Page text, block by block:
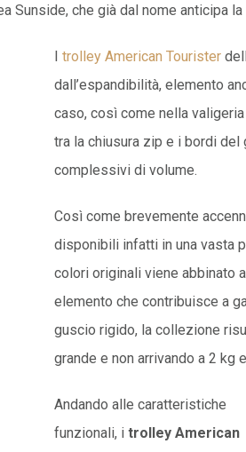
Sunside, che già dal nome anticipa
I trolley American Tourister
dall’espandibilità, elemento
caso, così come nella
tra la chiusura zip e i bordi
complessivi di volume.
Così come brevemente
disponibili infatti in una vasta
colori originali viene abbinato
elemento che contribuisce a
guscio rigido, la collezione
grande e non arrivando a 2 kg
Andando alle caratteristiche
funzionali, i trolley American